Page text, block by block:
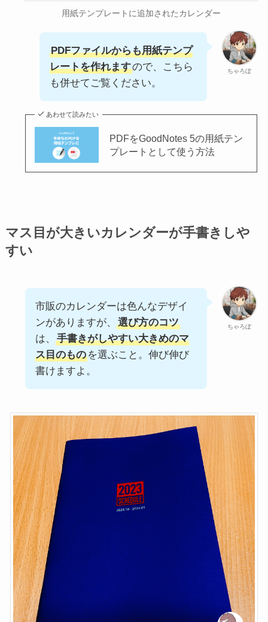
用紙テンプレートに追加されたカレンダー
ちゃろぼ
PDFファイルからも用紙テンプ
レートを作れますので、こちら
も併せてご覧ください。
あわせて読みたい
PDFをGoodNotes 5の用紙テン
プレートとして使う方法
マス目が大きいカレンダーが手書きしや
すい
ちゃろぼ
市販のカレンダーは色んなデザイ
ンがありますが、
選び方のコツ
は、
手書きがしやすい大きめのマ
ス目のものを選ぶこと。伸び伸び
書けますよ。